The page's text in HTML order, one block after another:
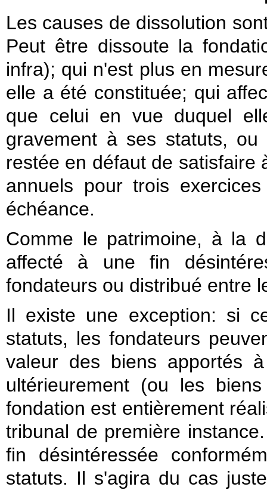
Les causes de dissolution
Peut être dissoute la
infra); qui n'est plus en
elle a été constituée; qui
que celui en vue duquel
gravement à ses statuts,
restée en défaut de satisfaire
annuels pour trois
échéance.
Comme le patrimoine, à la
affecté à une fin
fondateurs ou distribué entre
Il existe une exception: si
statuts, les fondateurs
valeur des biens apportés
ultérieurement (ou les
fondation est entièrement
tribunal de première
fin désintéressée
statuts. Il s'agira du cas